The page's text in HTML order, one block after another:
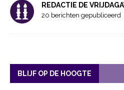
REDACTIE DE
20 berichten gepubliceerd
BLIJF OP DE HOOGTE